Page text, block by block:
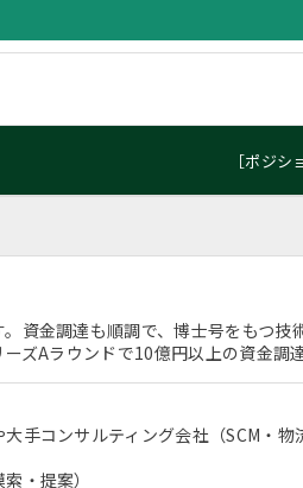
［ポジシ
資金調達も順調で、博士号をもつ技
ズAラウンドで10億円以上の資金調
手コンサルティング会社（SCM・物
・提案）